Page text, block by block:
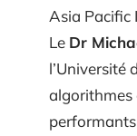
Asia Pacific
Le Dr
l’Université
algorithmes